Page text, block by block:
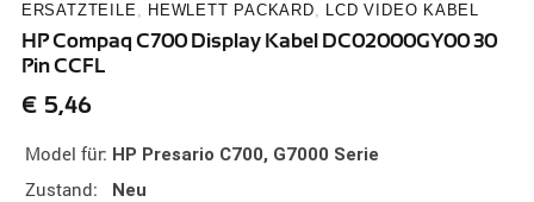
ERSATZTEILE, HEWLETT PACKARD, LCD VIDEO KABEL
HP Compaq C700 Display Kabel DC02000GY00 30
Pin CCFL
€ 5,46
Model für: HP Presario C700, G7000 Serie
Zustand: Neu